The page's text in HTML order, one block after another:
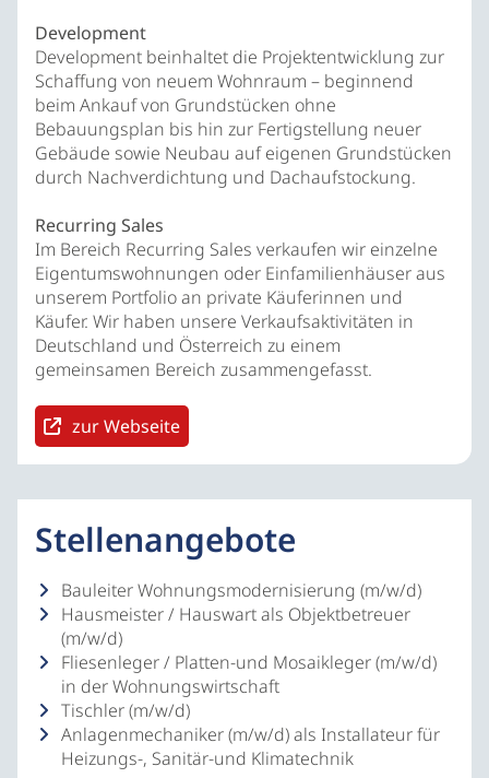
Development
Development beinhaltet die Projektentwicklung zur
Schaffung von neuem Wohnraum – beginnend
beim Ankauf von Grundstücken ohne
Bebauungsplan bis hin zur Fertigstellung neuer
Gebäude sowie Neubau auf eigenen Grundstücken
durch Nachverdichtung und Dachaufstockung.
Recurring Sales
Im Bereich Recurring Sales verkaufen wir einzelne
Eigentumswohnungen oder Einfamilienhäuser aus
unserem Portfolio an private Käuferinnen und
Käufer. Wir haben unsere Verkaufsaktivitäten in
Deutschland und Österreich zu einem
gemeinsamen Bereich zusammengefasst.
zur Webseite
Stellenangebote
Bauleiter Wohnungsmodernisierung (m/w/d)
Hausmeister / Hauswart als Objektbetreuer
(m/w/d)
Fliesenleger / Platten-und Mosaikleger (m/w/d)
in der Wohnungswirtschaft
Tischler (m/w/d)
Anlagenmechaniker (m/w/d) als Installateur für
Heizungs-, Sanitär-und Klimatechnik